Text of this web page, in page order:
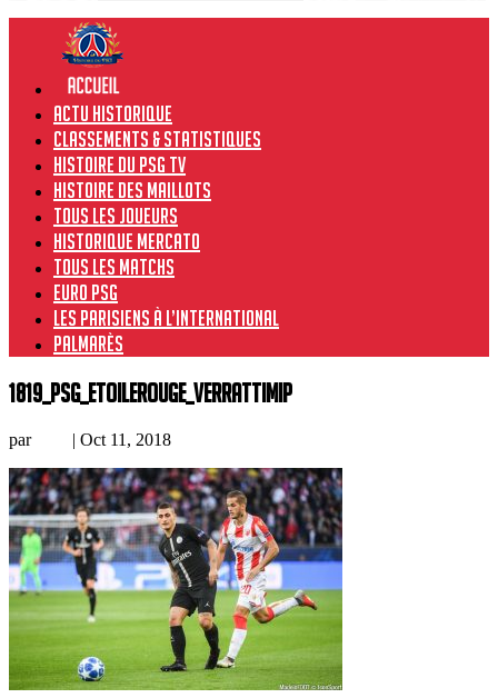
Actu historique
Classements & Statistiques
Histoire du PSG TV
Histoire des maillots
Tous les joueurs
Historique Mercato
Tous les matchs
Euro PSG
Les Parisiens à l’international
Palmarès
1819_PSG_EtoileRouge_VerrattiMIP
par | Oct 11, 2018